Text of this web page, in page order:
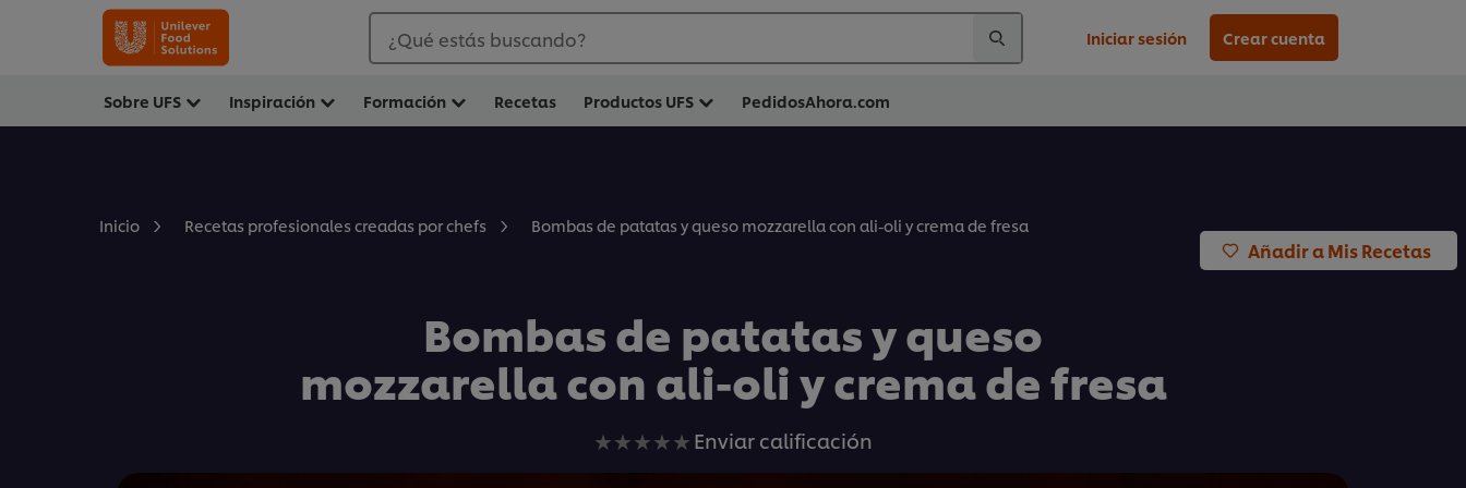
¿Qué estás buscando? Iniciar sesión Crear cuenta
Sobre UFS Inspiración Formación Recetas Productos UFS PedidosAhora.com
Inicio Recetas profesionales creadas por chefs Bombas de patatas y queso mozzarella con ali-oli y crema de fresa
Añadir a Mis Recetas
Bombas de patatas y queso
mozzarella con ali-oli y crema de fresa
No
se
Enviar calificación